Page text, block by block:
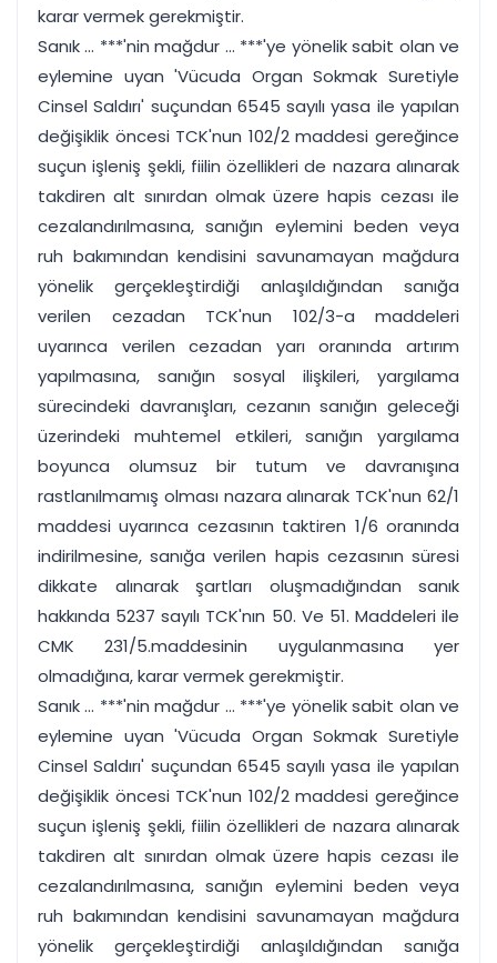
karar vermek gerekmiştir.
Sanık ... ***'nin mağdur ... ***'ye yönelik sabit olan ve
eylemine uyan 'Vücuda Organ Sokmak Suretiyle
Cinsel Saldırı' suçundan 6545 sayılı yasa ile yapılan
değişiklik öncesi TCK'nun 102/2 maddesi gereğince
suçun işleniş şekli, fiilin özellikleri de nazara alınarak
takdiren alt sınırdan olmak üzere hapis cezası ile
cezalandırılmasına, sanığın eylemini beden veya
ruh bakımından kendisini savunamayan mağdura
yönelik gerçekleştirdiği anlaşıldığından sanığa
verilen cezadan TCK'nun 102/3-a maddeleri
uyarınca verilen cezadan yarı oranında artırım
yapılmasına, sanığın sosyal ilişkileri, yargılama
sürecindeki davranışları, cezanın sanığın geleceği
üzerindeki muhtemel etkileri, sanığın yargılama
boyunca olumsuz bir tutum ve davranışına
rastlanılmamış olması nazara alınarak TCK'nun 62/1
maddesi uyarınca cezasının taktiren 1/6 oranında
indirilmesine, sanığa verilen hapis cezasının süresi
dikkate alınarak şartları oluşmadığından sanık
hakkında 5237 sayılı TCK'nın 50. Ve 51. Maddeleri ile
CMK 231/5.maddesinin uygulanmasına yer
olmadığına, karar vermek gerekmiştir.
Sanık ... ***'nin mağdur ... ***'ye yönelik sabit olan ve
eylemine uyan 'Vücuda Organ Sokmak Suretiyle
Cinsel Saldırı' suçundan 6545 sayılı yasa ile yapılan
değişiklik öncesi TCK'nun 102/2 maddesi gereğince
suçun işleniş şekli, fiilin özellikleri de nazara alınarak
takdiren alt sınırdan olmak üzere hapis cezası ile
cezalandırılmasına, sanığın eylemini beden veya
ruh bakımından kendisini savunamayan mağdura
yönelik gerçekleştirdiği anlaşıldığından sanığa